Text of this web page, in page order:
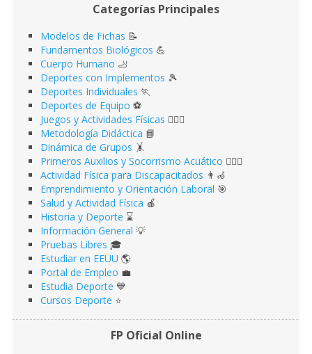
Categorías Principales
Modelos de Fichas 📝
Fundamentos Biológicos 💪
Cuerpo Humano 🦶
Deportes con Implementos 🎾
Deportes Individuales 🏃
Deportes de Equipo ⚽️
Juegos y Actividades Físicas 🤹🏻‍♂️
Metodología Didáctica 📘
Dinámica de Grupos 🤸
Primeros Auxilios y Socorrismo Acuático 🏊🏻‍♂️
Actividad Física para Discapacitados 👨‍🦽
Emprendimiento y Orientación Laboral 🎯
Salud y Actividad Física 🍎
Historia y Deporte ⌛️
Información General 💡
Pruebas Libres 🎓
Estudiar en EEUU 🌎​
Portal de Empleo 💼
Estudia Deporte 💙
Cursos Deporte ⭐️
FP Oficial Online